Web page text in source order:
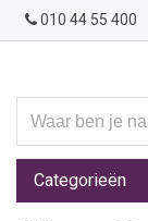
010 44 55 400
ben
je
naar
op
Categorieën